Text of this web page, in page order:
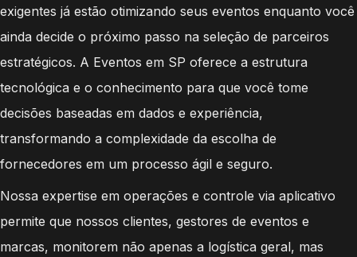
exigentes já estão otimizando seus eventos enquanto você
ainda decide o próximo passo na seleção de parceiros
estratégicos. A Eventos em SP oferece a estrutura
tecnológica e o conhecimento para que você tome
decisões baseadas em dados e experiência,
transformando a complexidade da escolha de
fornecedores em um processo ágil e seguro.
Nossa expertise em operações e controle via aplicativo
permite que nossos clientes, gestores de eventos e
marcas, monitorem não apenas a logística geral, mas